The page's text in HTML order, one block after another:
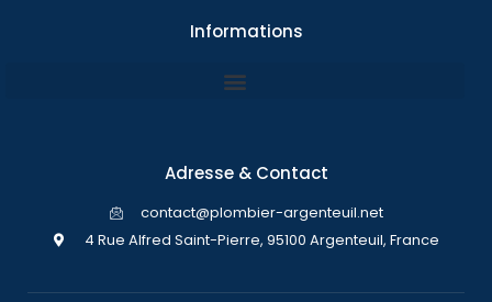
Informations
Adresse & Contact
contact@plombier-argenteuil.net
4 Rue Alfred Saint-Pierre, 95100 Argenteuil, France